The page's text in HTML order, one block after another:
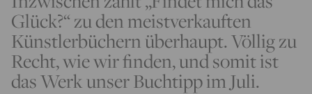
Glück?“ zu den meistverkauften
Künstlerbüchern überhaupt. Völlig zu
Recht, wie wir finden, und somit ist
das Werk unser Buchtipp im Juli.